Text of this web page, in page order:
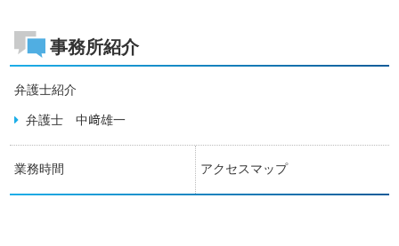
事務所紹介
弁護士紹介
弁護士 中﨑雄一
業務時間 アクセスマップ